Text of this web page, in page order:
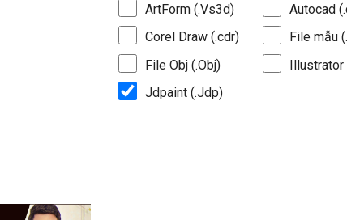
ArtForm (.Vs3d)
Autocad
Corel Draw (.cdr)
File mẫu
File Obj (.Obj)
Illustrator
Jdpaint (.Jdp)